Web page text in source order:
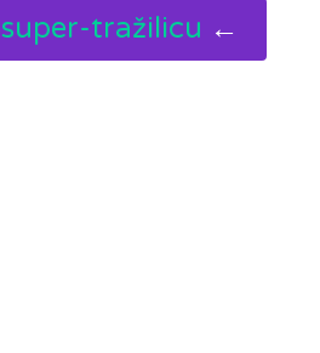
super-tražilicu ←